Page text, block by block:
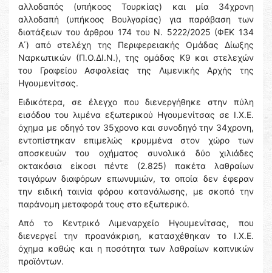
αλλοδαπός (υπήκοος Τουρκίας) και μία 34χρονη
αλλοδαπή (υπήκοος Βουλγαρίας) για παράβαση των
διατάξεων του άρθρου 174 του Ν. 5222/2025 (ΦΕΚ 134
Α΄) από στελέχη της Περιφερειακής Ομάδας Δίωξης
Ναρκωτικών (Π.Ο.ΔΙ.Ν.), της ομάδας Κ9 και στελεχών
του Γραφείου Ασφαλείας της Λιμενικής Αρχής της
Ηγουμενίτσας.
Ειδικότερα, σε έλεγχο που διενεργήθηκε στην πύλη
εισόδου του λιμένα εξωτερικού Ηγουμενίτσας σε Ι.Χ.Ε.
όχημα με οδηγό τον 35χρονο και συνοδηγό την 34χρονη,
εντοπίστηκαν επιμελώς κρυμμένα στον χώρο των
αποσκευών του οχήματος συνολικά δύο χιλιάδες
οκτακόσια είκοσι πέντε (2.825) πακέτα λαθραίων
τσιγάρων διαφόρων επωνυμιών, τα οποία δεν έφεραν
την ειδική ταινία φόρου κατανάλωσης, με σκοπό την
παράνομη μεταφορά τους στο εξωτερικό.
Από το Κεντρικό Λιμεναρχείο Ηγουμενίτσας, που
διενεργεί την προανάκριση, κατασχέθηκαν το Ι.Χ.Ε.
όχημα καθώς και η ποσότητα των λαθραίων καπνικών
προϊόντων.